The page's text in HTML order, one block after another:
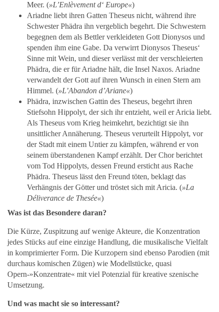
Meer. (»L’Enlèvement d‘ Europe«)
Ariadne liebt ihren Gatten Theseus nicht, während ihre
Schwester Phädra ihn vergeblich begehrt. Die Schwestern
begegnen dem als Bettler verkleideten Gott Dionysos und
spenden ihm eine Gabe. Da verwirrt Dionysos Theseus‘
Sinne mit Wein, und dieser verlässt mit der verschleierten
Phädra, die er für Ariadne hält, die Insel Naxos. Ariadne
verwandelt der Gott auf ihren Wunsch in einen Stern am
Himmel. (»L’Abandon d’Ariane«)
Phädra, inzwischen Gattin des Theseus, begehrt ihren
Stiefsohn Hippolyt, der sich ihr entzieht, weil er Aricia liebt.
Als Theseus vom Krieg heimkehrt, bezichtigt sie ihn
unsittlicher Annäherung. Theseus verurteilt Hippolyt, vor
der Stadt mit einem Untier zu kämpfen, während er von
seinem überstandenen Kampf erzählt. Der Chor berichtet
vom Tod Hippolyts, dessen Freund ersticht aus Rache
Phädra. Theseus lässt den Freund töten, beklagt das
Verhängnis der Götter und tröstet sich mit Aricia. (»La
Déliverance de Thesée«)
Was ist das Besondere daran?
Die Kürze, Zuspitzung auf wenige Akteure, die Konzentration
jedes Stücks auf eine einzige Handlung, die musikalische Vielfalt
in komprimierter Form. Die Kurzopern sind ebenso Parodien (mit
durchaus komischen Zügen) wie Modellstücke, quasi
Opern-»Konzentrate« mit viel Potenzial für kreative szenische
Umsetzung.
Und was macht sie so interessant?